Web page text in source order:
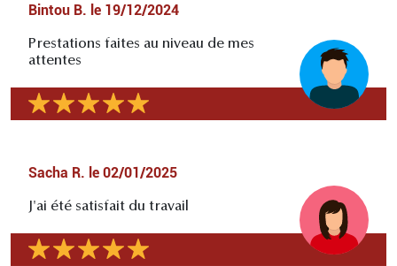
Bintou B. le 19/12/2024
Prestations faites au niveau de mes
attentes
Sacha R. le 02/01/2025
J'ai été satisfait du travail